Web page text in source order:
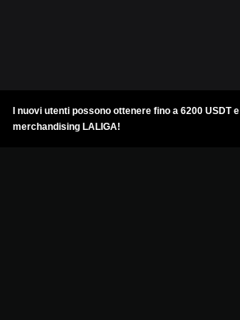
I nuovi utenti possono ottenere fino a 6200 USDT e
merchandising LALIGA!